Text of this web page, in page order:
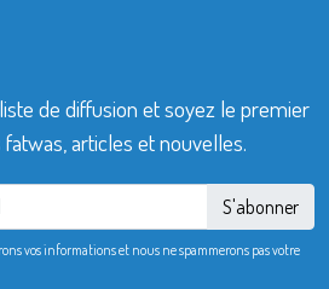
de diffusion et soyez le premier
articles et nouvelles.
S'abonner
vos informations et nous ne spammerons pas votre